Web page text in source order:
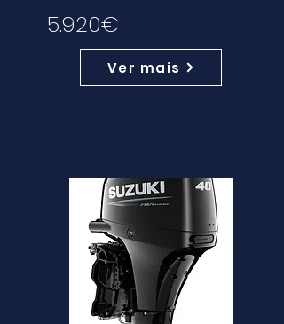
5.920€
Ver mais